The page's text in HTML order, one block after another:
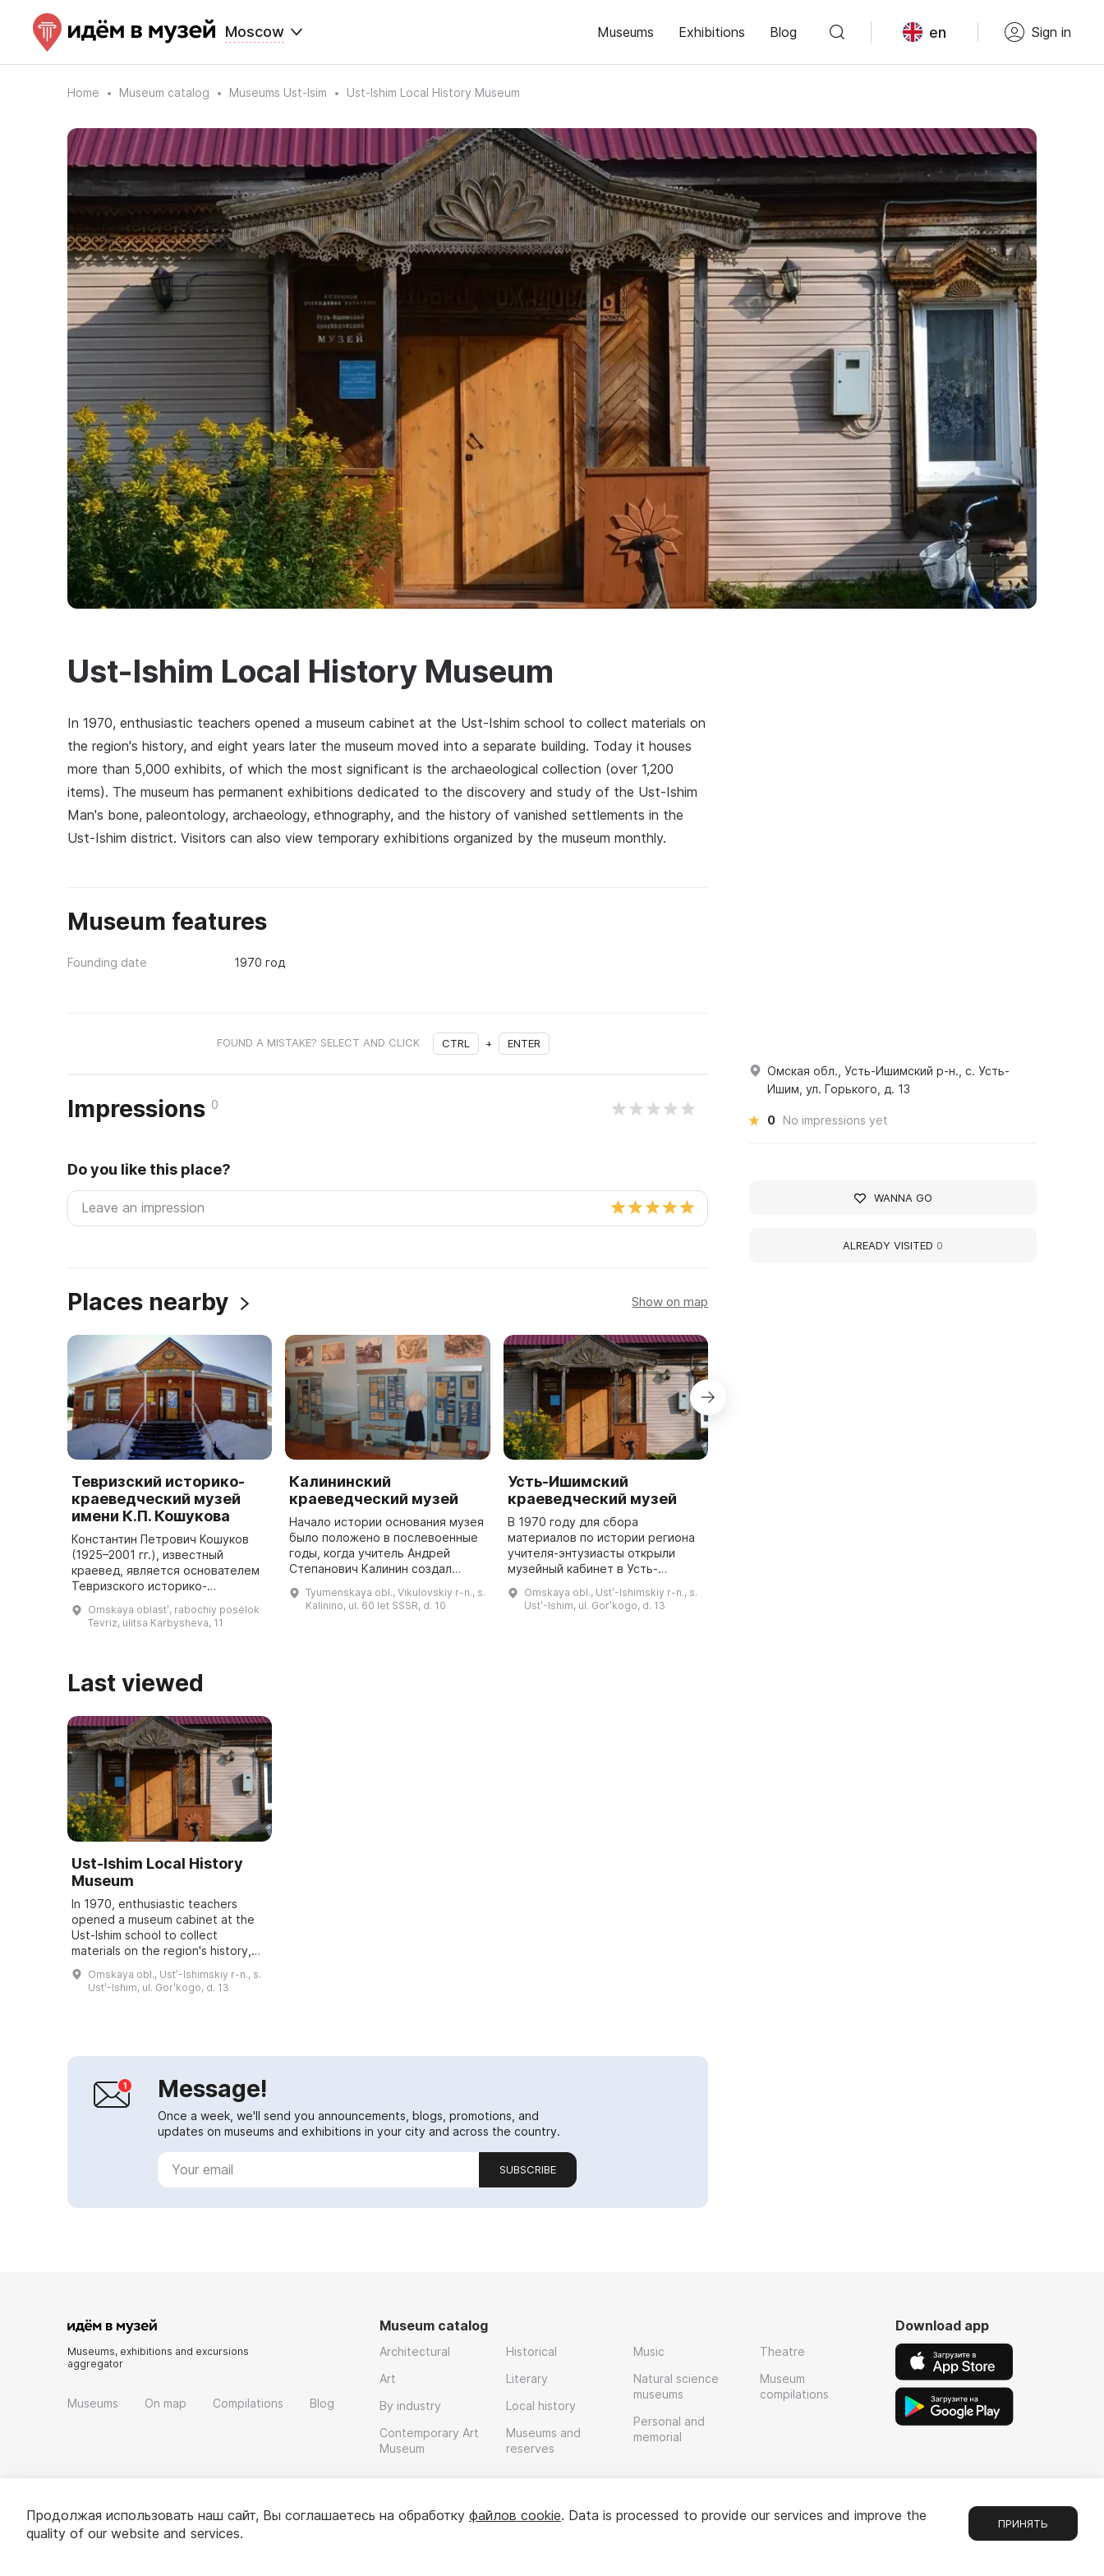
Moscow Museums Exhibitions Blog en Sign in
Home Museum catalog Museums Ust-Isim Ust-Ishim Local History Museum
Ust-Ishim Local History Museum
In 1970, enthusiastic teachers opened a museum cabinet at the Ust-Ishim school to collect materials on
the region's history, and eight years later the museum moved into a separate building. Today it houses
more than 5,000 exhibits, of which the most significant is the archaeological collection (over 1,200
items). The museum has permanent exhibitions dedicated to the discovery and study of the Ust-Ishim
Man's bone, paleontology, archaeology, ethnography, and the history of vanished settlements in the
Ust-Ishim district. Visitors can also view temporary exhibitions organized by the museum monthly.
Museum features
Founding date 1970 год
FOUND A MISTAKE? SELECT AND CLICK CTRL + ENTER
Impressions 0
Do you like this place?
Places nearby Show on map
Тевризский историко-
краеведческий музей
имени К.П. Кошукова
Константин Петрович Кошуков
(1925–2001 гг.), известный
краевед, является основателем
Тевризского историко-
представляет собой
двухэтажное здание с основным
Omskaya oblastʹ, rabochiy posëlok
Tevriz, ulitsa Karbysheva, 11
Калининский
краеведческий музей
Начало истории основания музея
было положено в послевоенные
годы, когда учитель Андрей
Степанович Калинин создал
со своими учениками он собирал
Tyumenskaya obl., Vikulovskiy r-n., s.
Kalinino, ul. 60 let SSSR, d. 10
Усть-Ишимский
краеведческий музей
В 1970 году для сбора
материалов по истории региона
учителя-энтузиасты открыли
музейный кабинет в Усть-
лет музей переехал в отдельное
здание. На сегодняшний день в
Omskaya obl., Ustʹ-Ishimskiy r-n., s.
Ustʹ-Ishim, ul. Gorʹkogo, d. 13
Last viewed
Ust-Ishim Local History
Museum
In 1970, enthusiastic teachers
opened a museum cabinet at the
Ust-Ishim school to collect
materials on the region's history,
and eight years later the museum
moved into a separate building.
Omskaya obl., Ustʹ-Ishimskiy r-n., s.
Ustʹ-Ishim, ul. Gorʹkogo, d. 13
Message!
Once a week, we'll send you announcements, blogs, promotions, and
updates on museums and exhibitions in your city and across the country.
SUBSCRIBE
Омская обл., Усть-Ишимский р-н., с. Усть-
Ишим, ул. Горького, д. 13
0 No impressions yet
WANNA GO
ALREADY VISITED 0
Museums, exhibitions and excursions
aggregator
Museums On map Compilations Blog
Museum catalog
Architectural
Art
By industry
Contemporary Art
Museum
Historical
Literary
Local history
Museums and
reserves
Music
Natural science
museums
Personal and
memorial
Theatre
Museum
compilations
Download app
Продолжая использовать наш сайт, Вы соглашаетесь на обработку файлов cookie. Data is processed to provide our services and improve the
quality of our website and services.
ПРИНЯТЬ